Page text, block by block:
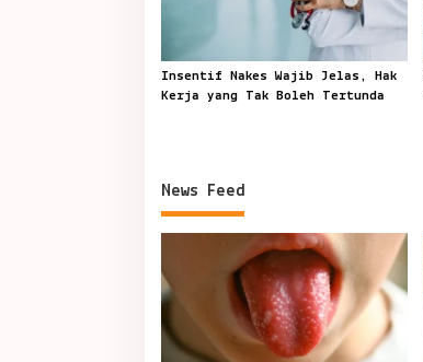
Insentif Nakes Wajib Jelas, Hak
Kerja yang Tak Boleh Tertunda
News Feed